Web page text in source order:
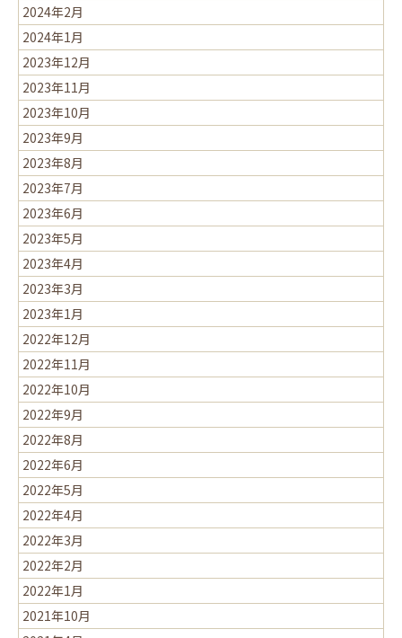
2024年2月
2024年1月
2023年12月
2023年11月
2023年10月
2023年9月
2023年8月
2023年7月
2023年6月
2023年5月
2023年4月
2023年3月
2023年1月
2022年12月
2022年11月
2022年10月
2022年9月
2022年8月
2022年6月
2022年5月
2022年4月
2022年3月
2022年2月
2022年1月
2021年10月